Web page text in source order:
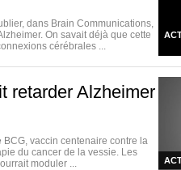
dans Brain Communications,
On savait déjà que cette
cérébrales ...
retarder Alzheimer
BCG, vaccin centenaire contre la
du cancer de la vessie. Les
moduler ...